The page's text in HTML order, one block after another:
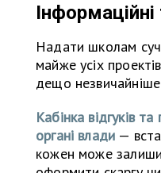
Інформаційні
Надати школам
майже усіх
дещо
Кабінка відгуків
органі влади —
кожен може